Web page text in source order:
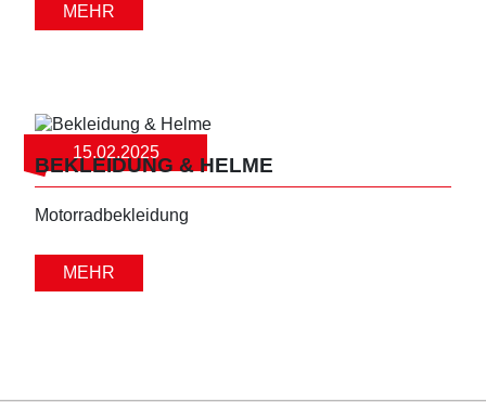
MEHR
15.02.2025
BEKLEIDUNG & HELME
Motorradbekleidung
MEHR